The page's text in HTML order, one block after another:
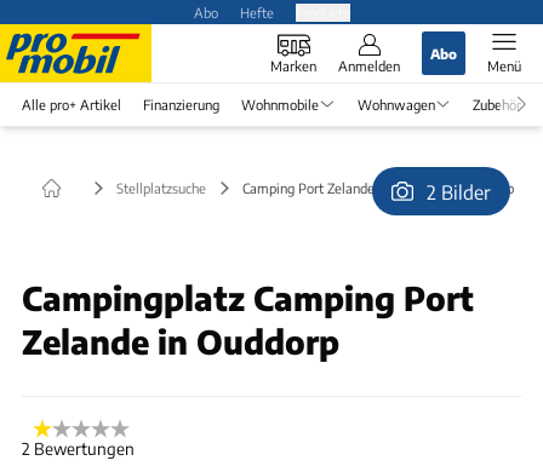
Abo Hefte
Marken Anmelden
Abo
Menü
Alle pro+ Artikel Finanzierung Wohnmobile Wohnwagen Zubehör
Stellplatzsuche Camping Port Zelande (kostenlos) in Ouddorp
2 Bilder
Campingplatz Camping Port
Zelande in Ouddorp
2 Bewertungen